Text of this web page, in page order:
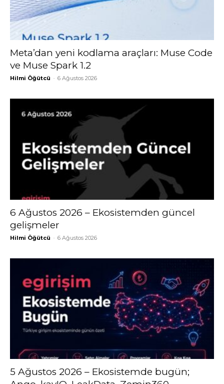
Meta’dan yeni kodlama araçları: Muse Code
ve Muse Spark 1.2
Hilmi Öğütcü - 6 Ağustos 2026
6 Ağustos 2026 – Ekosistemden güncel
gelişmeler
Hilmi Öğütcü - 6 Ağustos 2026
5 Ağustos 2026 – Ekosistemde bugün;